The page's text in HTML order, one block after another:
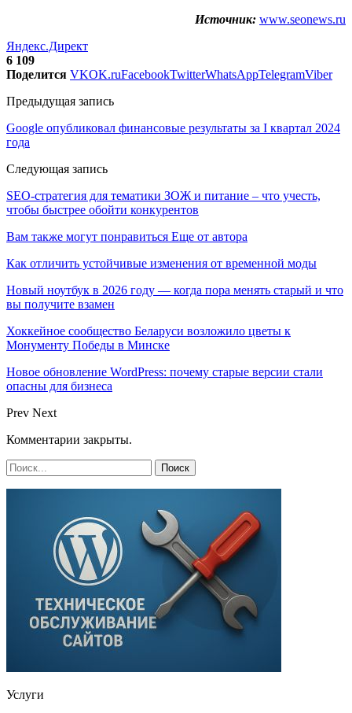
Источник: www.seonews.ru
Яндекс.Директ
6 109
Поделится VKOK.ruFacebookTwitterWhatsAppTelegramViber
Предыдущая запись
Google опубликовал финансовые результаты за I квартал 2024
года
Следующая запись
SEO-стратегия для тематики ЗОЖ и питание – что учесть,
чтобы быстрее обойти конкурентов
Вам также могут понравиться Еще от автора
Как отличить устойчивые изменения от временной моды
Новый ноутбук в 2026 году — когда пора менять старый и что
вы получите взамен
Хоккейное сообщество Беларуси возложило цветы к
Монументу Победы в Минске
Новое обновление WordPress: почему старые версии стали
опасны для бизнеса
Prev Next
Комментарии закрыты.
Услуги